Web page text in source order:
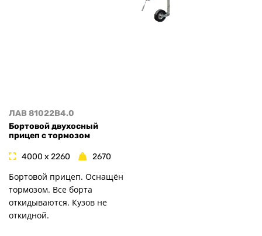
ЛАВ 81022B4.0
Бортовой двухосный
прицеп с тормозом
4000 x 2260 2670
Бортовой прицеп. Оснащён
тормозом. Все борта
откидываются. Кузов не
откидной.